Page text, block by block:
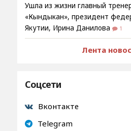
Ушла из жизни главный
«Кындыкан», президент
Якутии, Ирина Данилова
1
Лента
Соцсети
Вконтакте
Telegram